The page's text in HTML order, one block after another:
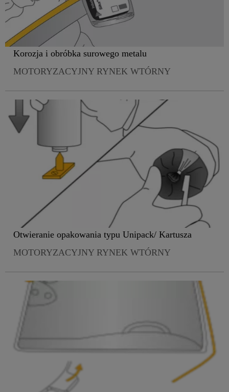
Korozja i obróbka surowego metalu
MOTORYZACYJNY RYNEK WTÓRNY
Otwieranie opakowania typu Unipack/ Kartusza
MOTORYZACYJNY RYNEK WTÓRNY